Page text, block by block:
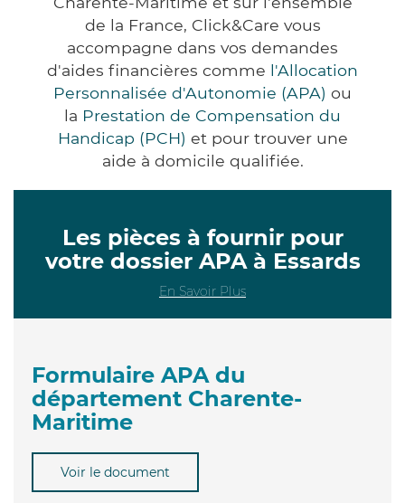
de la France, Click&Care vous
accompagne dans vos demandes
d'aides financières comme l'Allocation
Personnalisée d'Autonomie (APA) ou
la Prestation de Compensation du
Handicap (PCH) et pour trouver une
aide à domicile qualifiée.
Les pièces à fournir pour
votre dossier APA à Essards
En Savoir Plus
Formulaire APA du
département Charente-
Maritime
Voir le document